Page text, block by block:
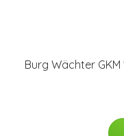
Burg Wächter